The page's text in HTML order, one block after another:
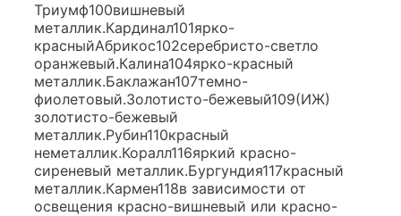
Триумф100вишневый
металлик.Кардинал101ярко-
красныйАбрикос102серебристо-светло
оранжевый.Калина104ярко-красный
металлик.Баклажан107темно-
фиолетовый.Золотисто-бежевый109(ИЖ)
золотисто-бежевый
металлик.Рубин110красный
неметаллик.Коралл116яркий красно-
сиреневый металлик.Бургундия117красный
металлик.Кармен118в зависимости от
освещения красно-вишневый или красно-